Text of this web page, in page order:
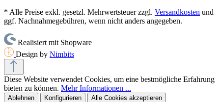
* Alle Preise exkl. gesetzl. Mehrwertsteuer zzgl. Versandkosten und
ggf. Nachnahmegebühren, wenn nicht anders angegeben.
Realisiert mit Shopware
Design by Nimbits
Diese Website verwendet Cookies, um eine bestmögliche Erfahrung
bieten zu können. Mehr Informationen ...
Ablehnen Konfigurieren Alle Cookies akzeptieren